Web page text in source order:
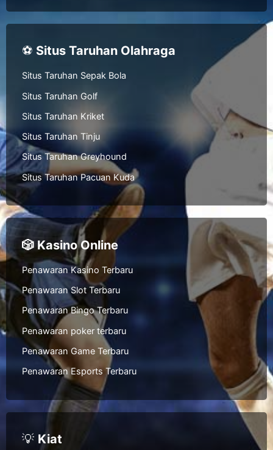
⚽ Situs Taruhan Olahraga
Situs Taruhan Sepak Bola
Situs Taruhan Golf
Situs Taruhan Kriket
Situs Taruhan Tinju
Situs Taruhan Greyhound
Situs Taruhan Pacuan Kuda
🎲 Kasino Online
Penawaran Kasino Terbaru
Penawaran Slot Terbaru
Penawaran Bingo Terbaru
Penawaran poker terbaru
Penawaran Game Terbaru
Penawaran Esports Terbaru
💡 Kiat